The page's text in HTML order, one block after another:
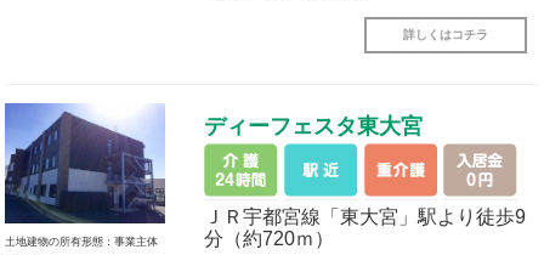
詳しくはコチラ
土地建物の所有形態：事業主体
ディーフェスタ東大宮
ＪＲ宇都宮線「東大宮」駅より徒歩9
分（約720ｍ）